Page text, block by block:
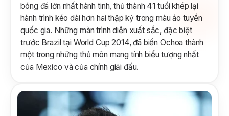
bóng đá lớn nhất hành tinh, thủ thành 41 tuổi khép lại
hành trình kéo dài hơn hai thập kỷ trong màu áo tuyển
quốc gia. Những màn trình diễn xuất sắc, đặc biệt
trước Brazil tại World Cup 2014, đã biến Ochoa thành
một trong những thủ môn mang tính biểu tượng nhất
của Mexico và của chính giải đấu.